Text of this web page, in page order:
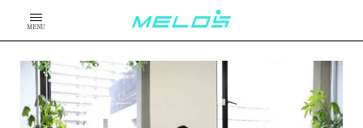
MENU